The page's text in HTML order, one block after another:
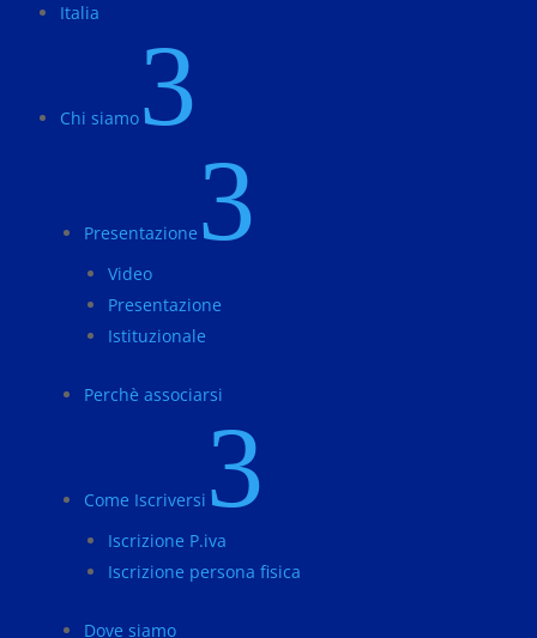
Italia
Chi siamo 3
Presentazione 3
Video
Presentazione
Istituzionale
Perchè associarsi
Come Iscriversi 3
Iscrizione P.iva
Iscrizione persona fisica
Dove siamo